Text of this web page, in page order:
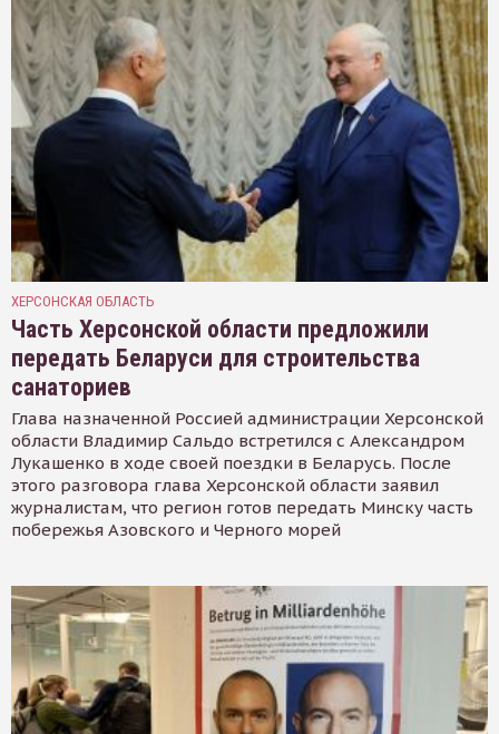
ХЕРСОНСКАЯ ОБЛАСТЬ
Часть Херсонской области предложили
передать Беларуси для строительства
санаториев
Глава назначенной Россией администрации Херсонской
области Владимир Сальдо встретился с Александром
Лукашенко в ходе своей поездки в Беларусь. После
этого разговора глава Херсонской области заявил
журналистам, что регион готов передать Минску часть
побережья Азовского и Черного морей